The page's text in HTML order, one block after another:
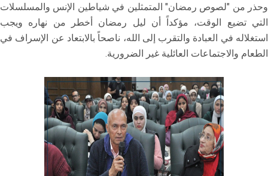
وحذر من "لصوص رمضان" المتمثلين في شياطين الإنس والمسلسلات
التي تضيع الوقت، مؤكداً أن ليل رمضان أخطر من نهاره ويجب
استغلاله في العبادة والتقرب إلى الله، ناصحاً بالابتعاد عن الإسراف في
الطعام والاجتماعات العائلية غير الضرورية.